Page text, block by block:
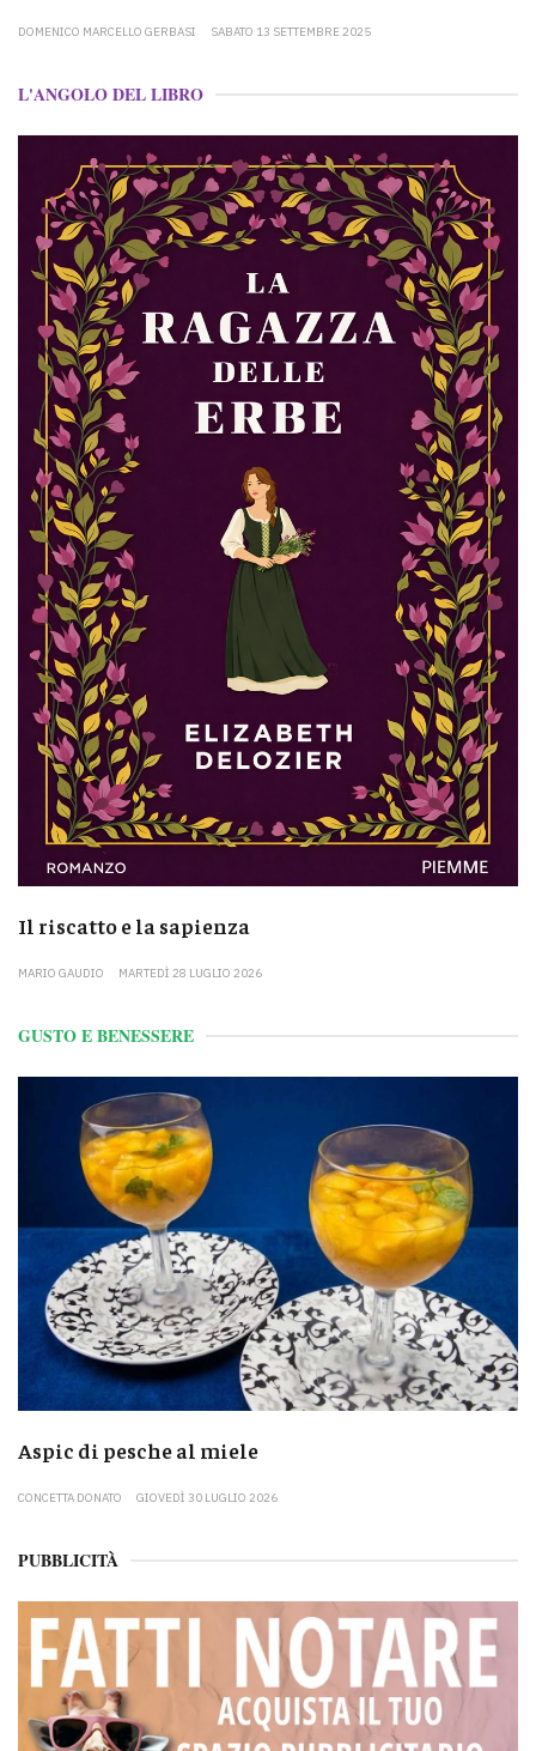
DOMENICO MARCELLO GERBASI SABATO 13 SETTEMBRE 2025
L'ANGOLO DEL LIBRO
Il riscatto e la sapienza
MARIO GAUDIO MARTEDÌ 28 LUGLIO 2026
GUSTO E BENESSERE
Aspic di pesche al miele
CONCETTA DONATO GIOVEDÌ 30 LUGLIO 2026
PUBBLICITÀ